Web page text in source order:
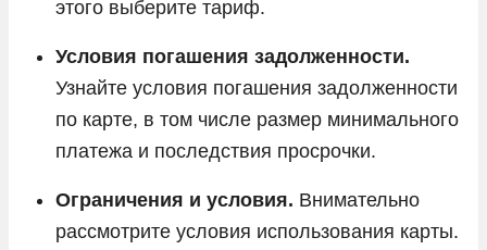
этого выберите тариф.
Условия погашения задолженности.
Узнайте условия погашения задолженности
по карте, в том числе размер минимального
платежа и последствия просрочки.
Ограничения и условия. Внимательно
рассмотрите условия использования карты.